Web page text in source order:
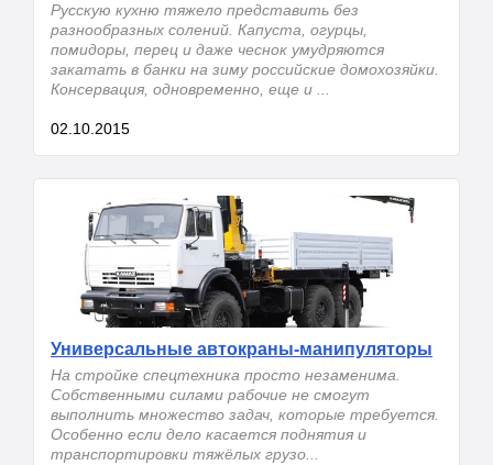
Русскую кухню тяжело представить без
разнообразных солений. Капуста, огурцы,
помидоры, перец и даже чеснок умудряются
закатать в банки на зиму российские домохозяйки.
Консервация, одновременно, еще и ...
02.10.2015
Универсальные автокраны-манипуляторы
На стройке спецтехника просто незаменима.
Собственными силами рабочие не смогут
выполнить множество задач, которые требуется.
Особенно если дело касается поднятия и
транспортировки тяжёлых грузо...